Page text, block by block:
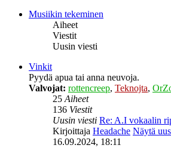
Musiikin tekeminen
Aiheet
Viestit
Uusin viesti
Vinkit
Pyydä apua tai anna neuvoja.
Valvojat: rottencreep, Teknojta,
25Aiheet
136 Viestit
Uusin viesti Re: A.I vokaalin
Kirjoittaja Headache Näytä
16.09.2024, 18:11